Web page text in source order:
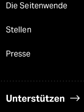
Die Seitenwende
Stellen
Presse
Unterstützen